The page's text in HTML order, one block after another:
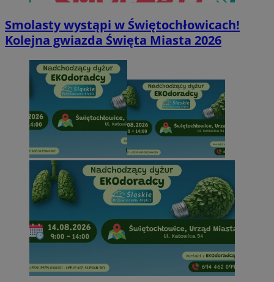
Smolasty wystąpi w Świętochłowicach!
Kolejna gwiazda Święta Miasta 2026